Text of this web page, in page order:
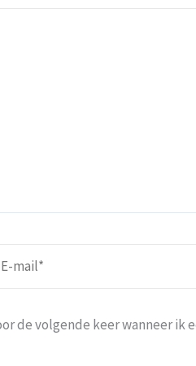
de volgende keer wanneer ik